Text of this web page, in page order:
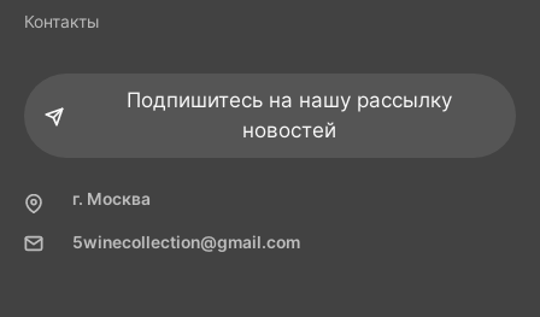
Контакты
Подпишитесь на нашу рассылку
новостей
г. Москва
5winecollection@gmail.com